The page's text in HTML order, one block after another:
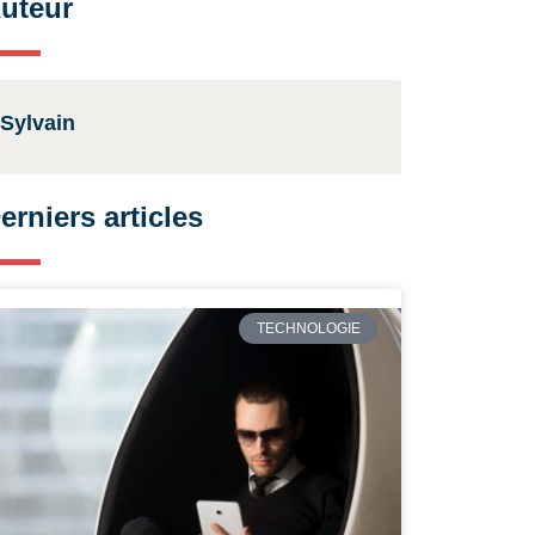
Sylvain
articles
TECHNOLOGIE